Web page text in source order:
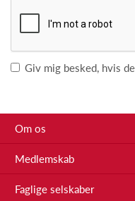
Giv mig besked, hvis
Om os
Medlemskab
Faglige selskaber